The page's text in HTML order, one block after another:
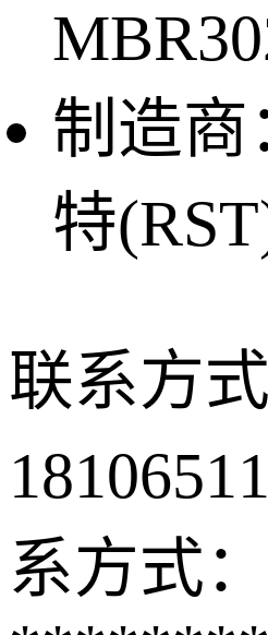
制造商
特
联系方式
系方式：